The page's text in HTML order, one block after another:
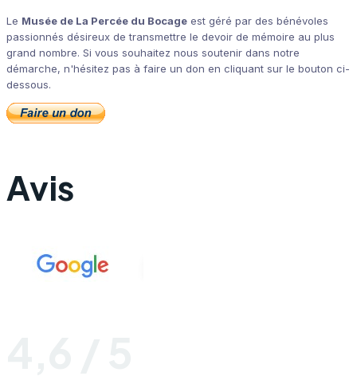
Le Musée de La Percée du Bocage est géré par des bénévoles
passionnés désireux de transmettre le devoir de mémoire au plus
grand nombre. Si vous souhaitez nous soutenir dans notre
démarche, n'hésitez pas à faire un don en cliquant sur le bouton ci-
dessous.
Avis